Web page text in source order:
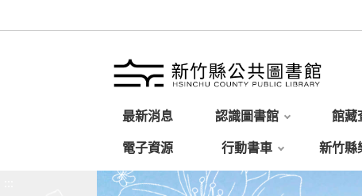
最新消息 認識圖書館 館藏
電子資源 行動書車 新竹縣